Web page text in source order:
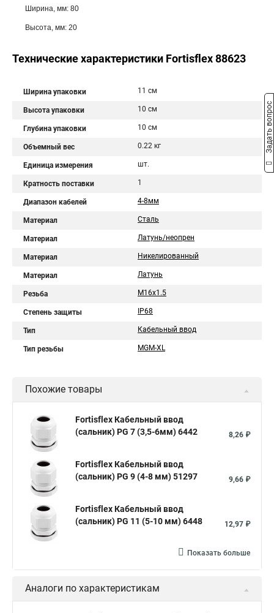
Ширина, мм: 80
Высота, мм: 20
Технические характеристики Fortisflex 88623
Ширина упаковки 11 см
Высота упаковки 10 см
Глубина упаковки 10 см
Объемный вес 0.22 кг
Единица измерения шт.
Кратность поставки 1
Диапазон кабелей 4-8мм
Материал Сталь
Материал Латунь/неопрен
Материал Никелированный
Материал Латунь
Резьба M16x1.5
Степень защиты IP68
Тип Кабельный ввод
Тип резьбы МGM-XL
Похожие товары
Fortisflex Кабельный ввод
(сальник) PG 7 (3,5-6мм) 6442
8,26 ₽
Fortisflex Кабельный ввод
(сальник) PG 9 (4-8 мм) 51297
9,66 ₽
Fortisflex Кабельный ввод
(сальник) PG 11 (5-10 мм) 6448
12,97 ₽
Показать больше
Аналоги по характеристикам
Задать вопрос